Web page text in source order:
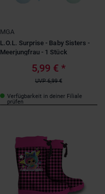
MGA
L.O.L. Surprise - Baby Sisters -
Meerjungfrau - 1 Stück
5,99 € *
UVP 6,99 €
Verfügbarkeit in deiner Filiale
prüfen